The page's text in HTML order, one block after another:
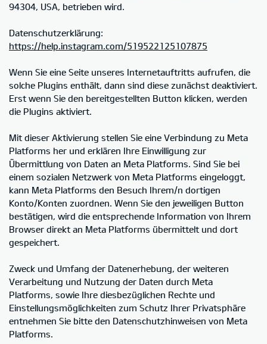
94304, USA, betrieben wird.
Datenschutzerklärung:
https://help.instagram.com/519522125107875
Wenn Sie eine Seite unseres Internetauftritts aufrufen, die
solche Plugins enthält, dann sind diese zunächst deaktiviert.
Erst wenn Sie den bereitgestellten Button klicken, werden
die Plugins aktiviert.
Mit dieser Aktivierung stellen Sie eine Verbindung zu Meta
Platforms her und erklären Ihre Einwilligung zur
Übermittlung von Daten an Meta Platforms. Sind Sie bei
einem sozialen Netzwerk von Meta Platforms eingeloggt,
kann Meta Platforms den Besuch Ihrem/n dortigen
Konto/Konten zuordnen. Wenn Sie den jeweiligen Button
bestätigen, wird die entsprechende Information von Ihrem
Browser direkt an Meta Platforms übermittelt und dort
gespeichert.
Zweck und Umfang der Datenerhebung, der weiteren
Verarbeitung und Nutzung der Daten durch Meta
Platforms, sowie Ihre diesbezüglichen Rechte und
Einstellungsmöglichkeiten zum Schutz Ihrer Privatsphäre
entnehmen Sie bitte den Datenschutzhinweisen von Meta
Platforms.